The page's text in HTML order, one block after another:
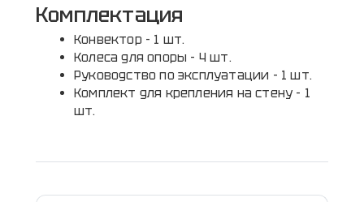
Комплектация
Конвектор - 1 шт.
Колеса для опоры - 4 шт.
Руководство по эксплуатации - 1 шт.
Комплект для крепления на стену - 1
шт.